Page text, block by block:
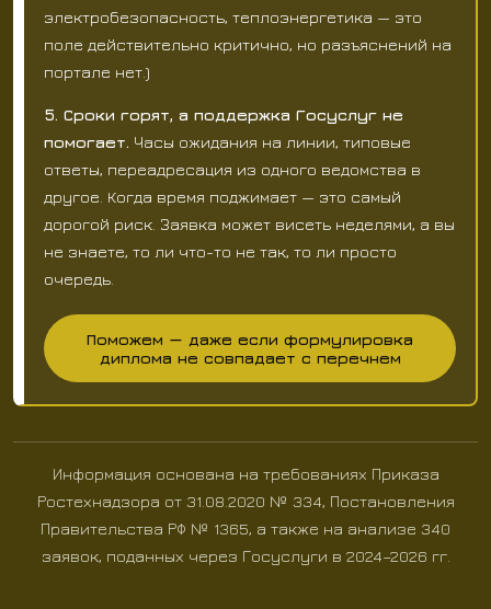
электробезопасность, теплоэнергетика — это
поле действительно критично, но разъяснений на
портале нет.)
5. Сроки горят, а поддержка Госуслуг не
помогает. Часы ожидания на линии, типовые
ответы, переадресация из одного ведомства в
другое. Когда время поджимает — это самый
дорогой риск. Заявка может висеть неделями, а вы
не знаете, то ли что-то не так, то ли просто
очередь.
Поможем — даже если формулировка
диплома не совпадает с перечнем
Информация основана на требованиях Приказа
Ростехнадзора от 31.08.2020 № 334, Постановления
Правительства РФ № 1365, а также на анализе 340
заявок, поданных через Госуслуги в 2024–2026 гг.